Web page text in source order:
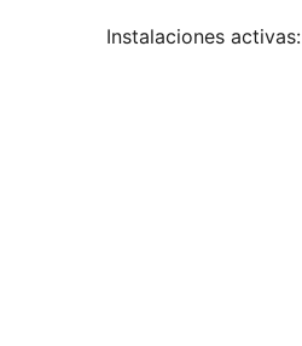
Instalaciones activas: